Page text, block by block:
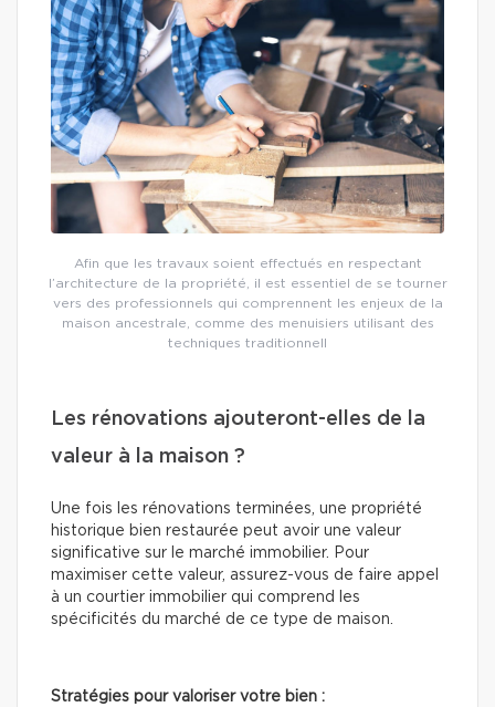
Afin que les travaux soient effectués en respectant
l’architecture de la propriété, il est essentiel de se tourner
vers des professionnels qui comprennent les enjeux de la
maison ancestrale, comme des menuisiers utilisant des
techniques traditionnell
Les rénovations ajouteront-elles de la
valeur à la maison ?
Une fois les rénovations terminées, une propriété
historique bien restaurée peut avoir une valeur
significative sur le marché immobilier. Pour
maximiser cette valeur, assurez-vous de faire appel
à un courtier immobilier qui comprend les
spécificités du marché de ce type de maison.
Stratégies pour valoriser votre bien :